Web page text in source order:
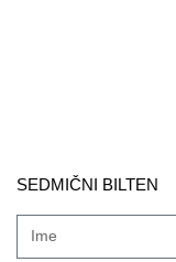
SEDMIČNI BILTEN